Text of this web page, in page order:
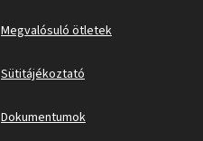
Megvalósuló ötletek
Sütitájékoztató
Dokumentumok